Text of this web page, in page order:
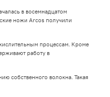
в восемнадцатом
ножи Arcos получили
процессам. Кроме
работу в
собственного волокна. Такая